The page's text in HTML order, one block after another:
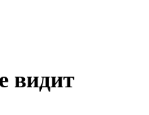
видит